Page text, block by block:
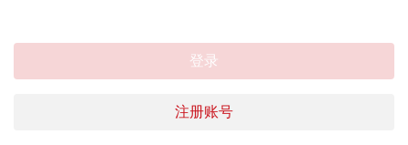
注册账号
登录